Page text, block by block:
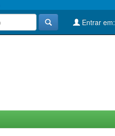
Entrar em: